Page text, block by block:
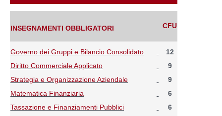
INSEGNAMENTI OBBLIGATORI CFU
Governo dei Gruppi e Bilancio Consolidato
12
Diritto Commerciale Applicato
9
Strategia e Organizzazione Aziendale
9
Matematica Finanziaria
6
Tassazione e Finanziamenti Pubblici
6